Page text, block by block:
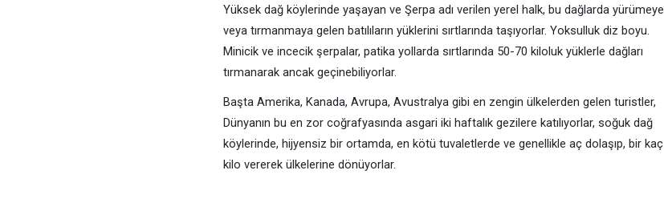
Yüksek dağ köylerinde yaşayan ve Şerpa adı verilen yerel halk, bu dağlarda yürümeye
veya tırmanmaya gelen batılıların yüklerini sırtlarında taşıyorlar. Yoksulluk diz boyu.
Minicik ve incecik şerpalar, patika yollarda sırtlarında 50-70 kiloluk yüklerle dağları
tırmanarak ancak geçinebiliyorlar.
Başta Amerika, Kanada, Avrupa, Avustralya gibi en zengin ülkelerden gelen turistler,
Dünyanın bu en zor coğrafyasında asgari iki haftalık gezilere katılıyorlar, soğuk dağ
köylerinde, hijyensiz bir ortamda, en kötü tuvaletlerde ve genellikle aç dolaşıp, bir kaç
kilo vererek ülkelerine dönüyorlar.